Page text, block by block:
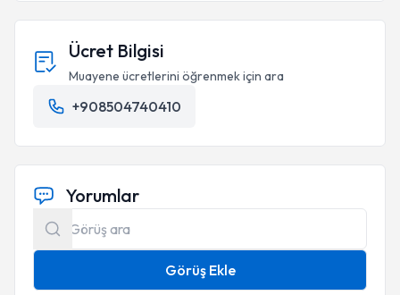
Ücret Bilgisi
Muayene ücretlerini öğrenmek için ara
+908504740410
Yorumlar
Görüş Ekle